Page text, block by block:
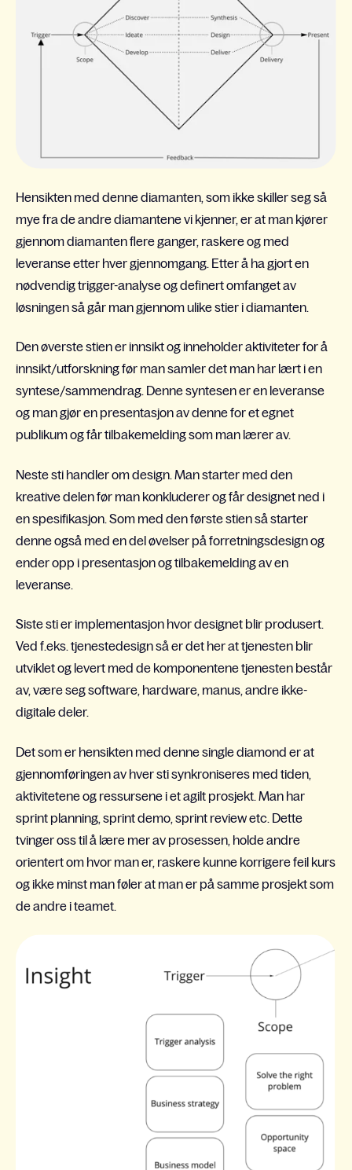
Hensikten med denne diamanten, som ikke skiller seg så
mye fra de andre diamantene vi kjenner, er at man kjører
gjennom diamanten flere ganger, raskere og med
leveranse etter hver gjennomgang. Etter å ha gjort en
nødvendig trigger-analyse og definert omfanget av
løsningen så går man gjennom ulike stier i diamanten.
Den øverste stien er innsikt og inneholder aktiviteter for å
innsikt/utforskning før man samler det man har lært i en
syntese/sammendrag. Denne syntesen er en leveranse
og man gjør en presentasjon av denne for et egnet
publikum og får tilbakemelding som man lærer av.
Neste sti handler om design. Man starter med den
kreative delen før man konkluderer og får designet ned i
en spesifikasjon. Som med den første stien så starter
denne også med en del øvelser på forretningsdesign og
ender opp i presentasjon og tilbakemelding av en
leveranse.
Siste sti er implementasjon hvor designet blir produsert.
Ved f.eks. tjenestedesign så er det her at tjenesten blir
utviklet og levert med de komponentene tjenesten består
av, være seg software, hardware, manus, andre ikke-
digitaledeler.
Det som er hensikten med denne single diamond er at
gjennomføringen av hver sti synkroniseres med tiden,
aktivitetene og ressursene i et agilt prosjekt. Man har
sprint planning, sprint demo, sprint review etc. Dette
tvinger oss til å lære mer av prosessen, holde andre
orientertom hvor man er, raskere kunne korrigere feil kurs
og ikke minst man føler at man er på samme prosjekt som
de andre i teamet.